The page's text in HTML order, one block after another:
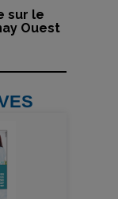
sur le
Ouest